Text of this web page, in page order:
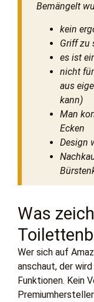
Bemängelt
kein
Griff zu
es ist
nicht
aus
kann)
Man
Ecken
Design
Was
Wer sich auf
anschaut, der
Funktionen. Kein